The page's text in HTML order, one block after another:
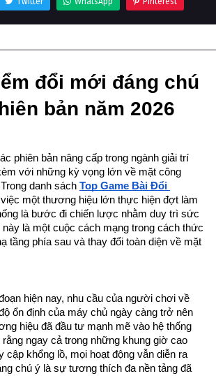
đổi mới đáng chú
bản năm 2026
phiên bản nâng cấp trong ngành giải trí
với những kỳ vọng lớn về mặt công
danh sách Top Game Bài Đổi
việc một thương hiệu lớn thực hiện đợt làm
là bước đi chiến lược nhằm duy trì sức
này là một cuộc cách mạng trong cách thức
tầng phía sau và thay đổi toàn diện về mặt
hiện nay, nhu cầu của người chơi về
ổn định của máy chủ ngày càng trở nên
hiệu đã đầu tư mạnh mẽ vào hệ thống
ngay cả trong những khung giờ cao
cập khổng lồ, mọi hoạt động vẫn diễn ra
chú ý là sự tương thích đa nền tảng đã